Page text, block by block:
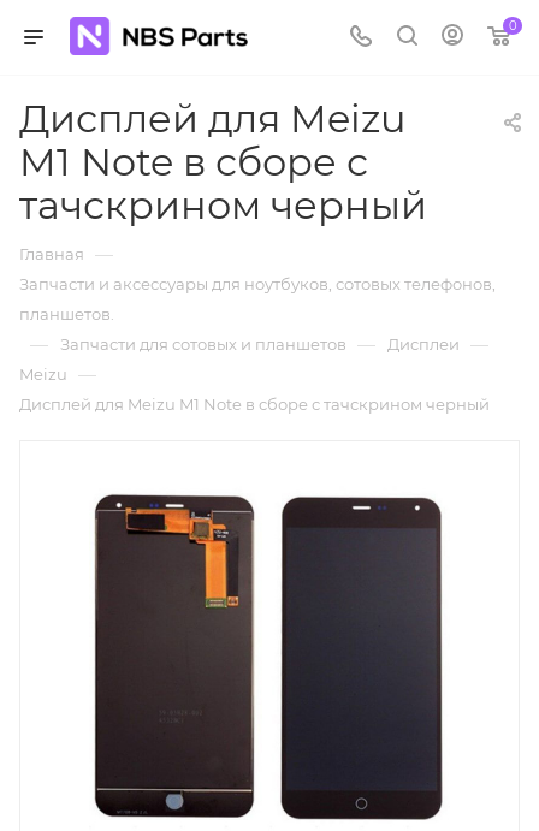
0
Дисплей для Meizu
M1 Note в сборе с
тачскрином черный
Главная —
Запчасти и аксессуары для ноутбуков, сотовых телефонов,
планшетов.
— Запчасти для сотовых и планшетов — Дисплеи —
Meizu —
Дисплей для Meizu M1 Note в сборе с тачскрином черный